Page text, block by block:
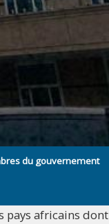
du gouvernement
pays africains dont